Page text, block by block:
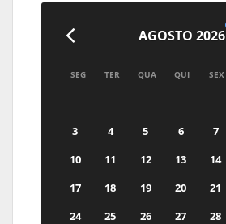
AGOSTO 2026
SEG TER QUA QUI SEX
3
4 5 6 7
10
11 12 13 14
17
18 19 20 21
24
25 26 27 28